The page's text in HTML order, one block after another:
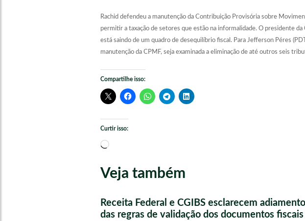
Rachid defendeu a manutenção da Contribuição Provisória sobre
permitir a taxação de setores que estão na informalidade. O presidente
está saindo de um quadro de desequilíbrio fiscal. Para Jefferson Péres
manutenção da CPMF, seja examinada a eliminação de até outros seis
Compartilhe isso:
Curtir isso:
Carregando...
Veja também
Receita Federal e CGIBS esclarecem adiamento
das regras de validação dos documentos fiscais